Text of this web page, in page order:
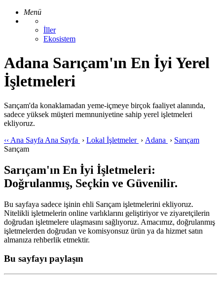
Menü
İller
Ekosistem
Adana Sarıçam'ın En İyi Yerel
İşletmeleri
Sarıçam'da konaklamadan yeme-içmeye birçok faaliyet alanında,
sadece yüksek müşteri memnuniyetine sahip yerel işletmeleri
ekliyoruz.
‹‹ Ana Sayfa Ana Sayfa › Lokal İşletmeler › Adana › Sarıçam
Sarıçam
Sarıçam'ın En İyi İşletmeleri:
Doğrulanmış, Seçkin ve Güvenilir.
Bu sayfaya sadece işinin ehli Sarıçam işletmelerini ekliyoruz.
Nitelikli işletmelerin online varlıklarını geliştiriyor ve ziyaretçilerin
doğrudan işletmelere ulaşmasını sağlıyoruz. Amacımız, doğrulanmış
işletmelerden doğrudan ve komisyonsuz ürün ya da hizmet satın
almanıza rehberlik etmektir.
Bu sayfayı paylaşın